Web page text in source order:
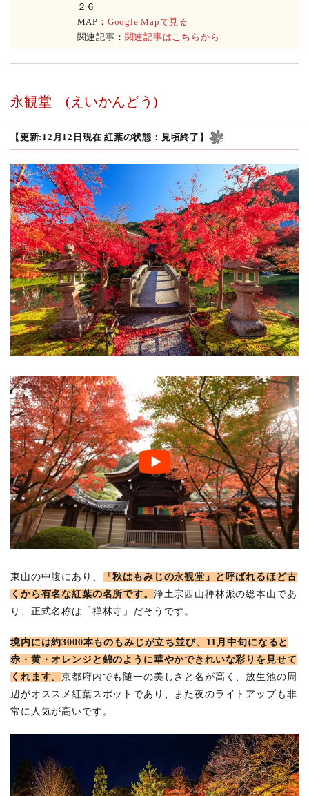
２６
MAP： Google Mapで見る
関連記事： 関連記事はこちらから
永観堂 (えいかんどう)
【更新:12月12日現在 紅葉の状態：見頃終了】
東山の中腹にあり、
「秋はもみじの永観堂」と呼ばれるほど古
くから有名な紅葉の名所です。 浄土宗西山禅林派の総本山であ
り、正式名称は「禅林寺」だそうです。
境内には約3000本ものもみじが立ち並び、11月中旬になると
赤・黄・オレンジと錦のように華やかできれいな彩りを見せて
くれます。京都府内でも随一の美しさと名が高く、放生池の周
辺がオススメ紅葉スポットであり、また夜のライトアップも非
常に人気が高いです。